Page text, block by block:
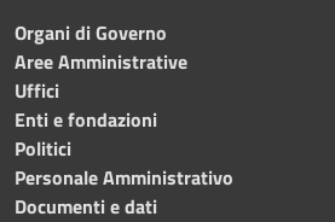
Organi di Governo
Aree Amministrative
Uffici
Enti e fondazioni
Politici
Personale Amministrativo
Documenti e dati